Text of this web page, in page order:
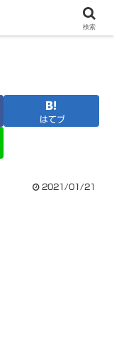
はてブ
2021/01/21
検索